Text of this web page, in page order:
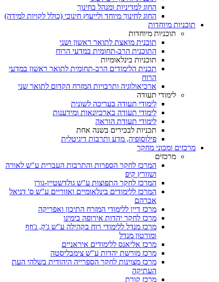
החוג למדיניות ומנהל בחינוך
החוג לחינוך מיוחד ולייעוץ חינוכי (כולל לקויות למידה)
תוכניות מיוחדות
תוכניות מיוחדות
תוכנית מואצת לתואר ראשון ושני
התוכנית הרב-תחומית במדעי הרוח
תוכניות בינלאומיות
תכנית הלימודים הרב-תחומית לתואר ראשון במדעי
הרוח
ארכיאולוגיה ותרבויות המזרח הקדום לתואר שני
לימודי תעודה
לימודי תעודה בעריכה לשונית
לימודי תעודה בארכיונאות ומידענות
לימודי תעודת הוראה
תכניות לבכירים בשנה אחת
פילוסופיה, מדע ותרבות דיגיטלית
מרכזים ומכוני מחקר
מרכזים
המרכז לחקר הספרות והתרבות העברית ע"ש לאורה
ושוורץ קיפ
המרכז לחקר התפוצות ע"ש גולדשטיין-גורן
המרכז ללימודים בינלאומיים ואזוריים ע"ש ס' דניאל
אברהם
מרכז דיין ללימודי המזרח התיכון ואפריקה
מרכז לחקר יהדות אירופה בימינו
מרכז מנדל ללימודי רוח בקהילה ע"ש ג'ק, ג'וזף
ומורטון מנדל
מרכז אליאנס ללימודים איראניים
מרכז מורשת יהדות ע"ש צימבליסטה
מרכז מצוינות לחקר הספרייה היהודית בשלהי העת
העתיקה
מרכז קורת